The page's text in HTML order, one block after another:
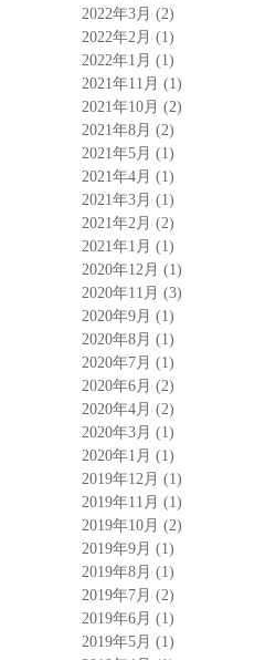
2022年3月 (2)
2022年2月 (1)
2022年1月 (1)
2021年11月 (1)
2021年10月 (2)
2021年8月 (2)
2021年5月 (1)
2021年4月 (1)
2021年3月 (1)
2021年2月 (2)
2021年1月 (1)
2020年12月 (1)
2020年11月 (3)
2020年9月 (1)
2020年8月 (1)
2020年7月 (1)
2020年6月 (2)
2020年4月 (2)
2020年3月 (1)
2020年1月 (1)
2019年12月 (1)
2019年11月 (1)
2019年10月 (2)
2019年9月 (1)
2019年8月 (1)
2019年7月 (2)
2019年6月 (1)
2019年5月 (1)